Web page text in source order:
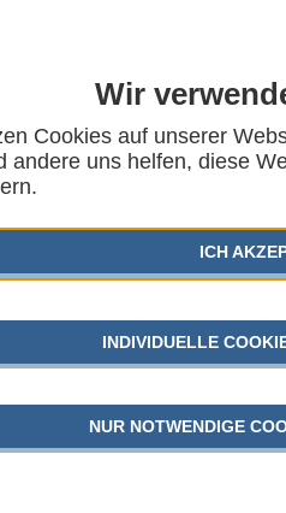
Wir
Cookies auf unserer
andere uns helfen, diese
ICH
INDIVIDUELLE
NUR NOTWENDIGE
EU-
FÜR
DER EU-
DES EU-PROGRAMMS
BERUFLICHE BILDUNG,
verhandeln der Rat